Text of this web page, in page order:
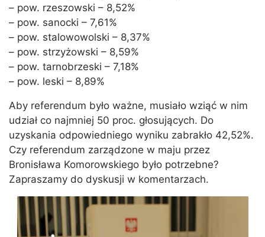
– pow. rzeszowski – 8,52%
– pow. sanocki – 7,61%
– pow. stalowowolski – 8,37%
– pow. strzyżowski – 8,59%
– pow. tarnobrzeski – 7,18%
– pow. leski – 8,89%
Aby referendum było ważne, musiało wziąć w nim
udział co najmniej 50 proc. głosujących. Do
uzyskania odpowiedniego wyniku zabrakło 42,52%.
Czy referendum zarządzone w maju przez
Bronisława Komorowskiego było potrzebne?
Zapraszamy do dyskusji w komentarzach.